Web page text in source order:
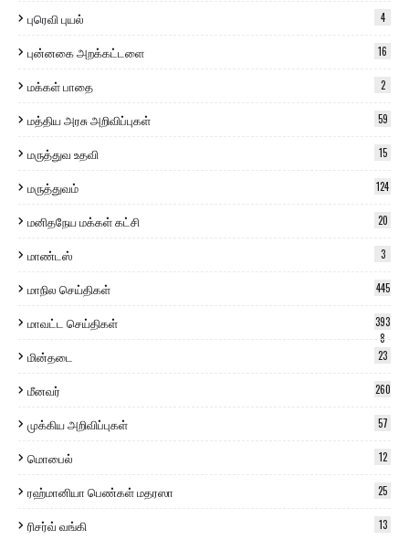
புரெவி புயல் 4
புன்னகை அறக்கட்டளை 16
மக்கள் பாதை 2
மத்திய அரசு அறிவிப்புகள் 59
மருத்துவ உதவி 15
மருத்துவம் 124
மனிதநேய மக்கள் கட்சி 20
மாண்டஸ் 3
மாநில செய்திகள் 445
மாவட்ட செய்திகள்
393
8
மின்தடை 23
மீனவர் 260
முக்கிய அறிவிப்புகள் 57
மொபைல் 12
ரஹ்மானியா பெண்கள் மதரஸா 25
ரிசர்வ் வங்கி 13